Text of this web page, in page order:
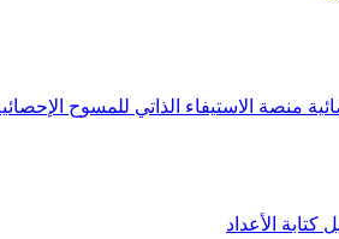
منصة الاستيفاء الذاتي للمسوح
كتابة الأعداد